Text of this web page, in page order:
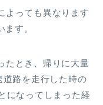
よっても異なります
す。
たとき、帰りに大量
路を走行した時の
になってしまった経